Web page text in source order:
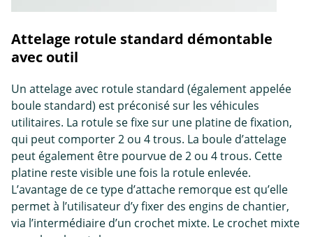
Attelage rotule standard démontable
avec outil
Un attelage avec rotule standard (également appelée
boule standard) est préconisé sur les véhicules
utilitaires. La rotule se fixe sur une platine de fixation,
qui peut comporter 2 ou 4 trous. La boule d’attelage
peut également être pourvue de 2 ou 4 trous. Cette
platine reste visible une fois la rotule enlevée.
L’avantage de ce type d’attache remorque est qu’elle
permet à l’utilisateur d’y fixer des engins de chantier,
via l’intermédiaire d’un crochet mixte. Le crochet mixte